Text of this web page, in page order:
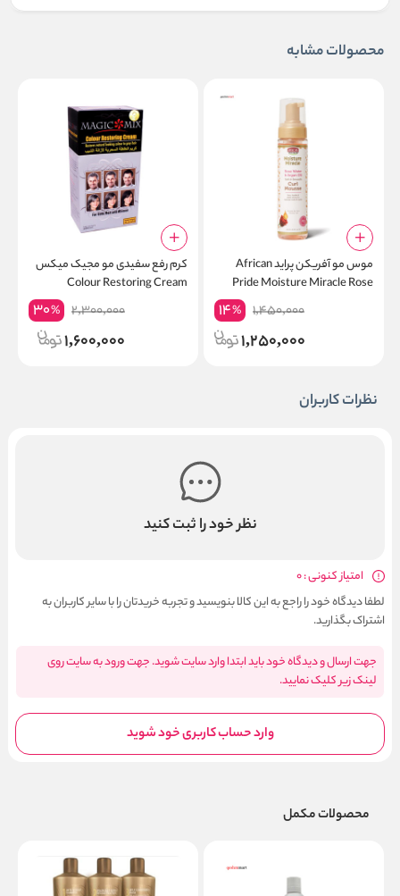
محصولات مشابه
موس مو آفریکن پراید African
Pride Moisture Miracle Rose
Water & Argan Oil Curl Mousse
1,450,000
14%
1,250,000
کرم رفع سفیدی مو مجیک میکس
Colour Restoring Cream
2,300,000
30%
1,600,000
نظرات کاربران
نظر خود را ثبت کنید
امتیاز کنونی : 0
لطفا دیدگاه خود را راجع به این کالا بنویسید و تجربه خریدتان را با سایر کاربران به
اشتراک بگذارید.
جهت ارسال و دیدگاه خود باید ابتدا وارد سایت شوید. جهت ورود به سایت روی
لینک زیر کلیک نمایید.
وارد حساب کاربری خود شوید
محصولات مکمل